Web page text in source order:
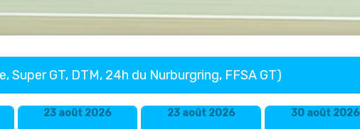
Super GT, DTM, 24h du Nurburgring, FFSA GT)
23 août 2026 23 août 2026 30 août 2026